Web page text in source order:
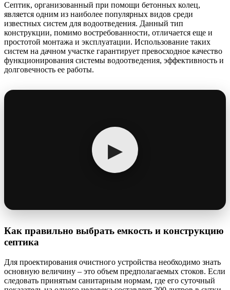
Септик, организованный при помощи бетонных колец,
является одним из наиболее популярных видов среди
известных систем для водоотведения. Данный тип
конструкции, помимо востребованности, отличается еще и
простотой монтажа и эксплуатации. Использование таких
систем на дачном участке гарантирует превосходное качество
функционирования системы водоотведения, эффективность и
долговечность ее работы.
▶
Как правильно выбрать емкость и конструкцию
септика
Для проектирования очистного устройства необходимо знать
основную величину – это объем предполагаемых стоков. Если
следовать принятым санитарным нормам, где его суточный